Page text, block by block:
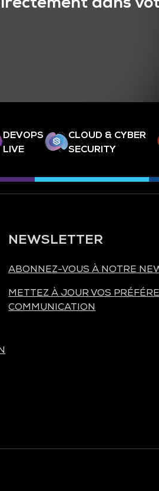
DEVOPS
LIVE
CLOUD & CYBER
SECURITY
NEWSLETTER
ABONNEZ-VOUS À NOTRE
METTEZ À JOUR VOS
COMMUNICATION